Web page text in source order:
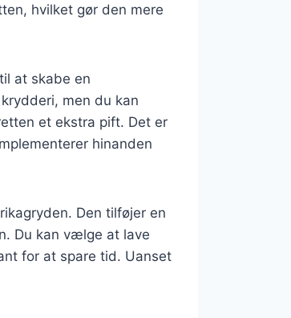
hvilket gør den mere
at skabe en
men du kan
et ekstra pift. Det er
hinanden
Den tilføjer en
Du kan vælge at lave
for at spare tid. Uanset